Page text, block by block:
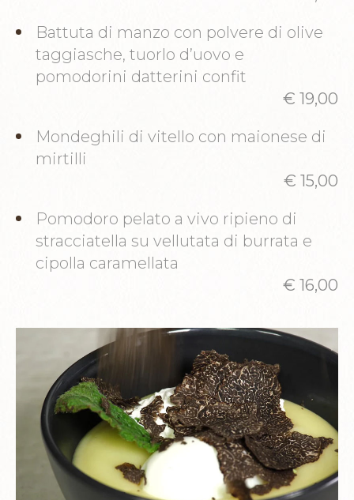
Battuta di manzo con polvere di olive
taggiasche, tuorlo d’uovo e
pomodorini datterini confit
€ 19,00
Mondeghili di vitello con maionese di
mirtilli
€ 15,00
Pomodoro pelato a vivo ripieno di
stracciatella su vellutata di burrata e
cipolla caramellata
€ 16,00